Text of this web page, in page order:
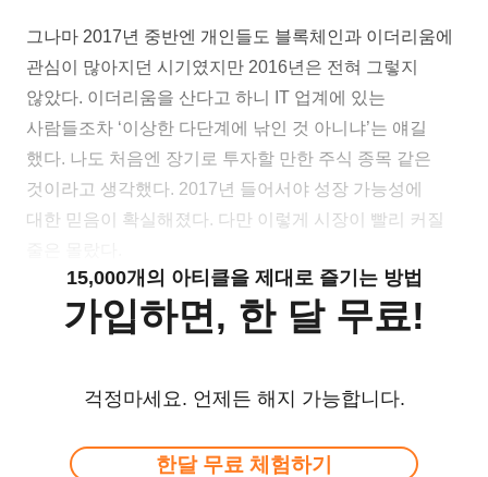
그나마 2017년 중반엔 개인들도 블록체인과 이더리움에
관심이 많아지던 시기였지만 2016년은 전혀 그렇지
않았다. 이더리움을 산다고 하니 IT 업계에 있는
사람들조차 ‘이상한 다단계에 낚인 것 아니냐’는 얘길
했다. 나도 처음엔 장기로 투자할 만한 주식 종목 같은
것이라고 생각했다. 2017년 들어서야 성장 가능성에
대한 믿음이 확실해졌다. 다만 이렇게 시장이 빨리 커질
15,000개의 아티클을 제대로 즐기는 방법
가입하면, 한 달 무료!
걱정마세요. 언제든 해지 가능합니다.
한달 무료 체험하기